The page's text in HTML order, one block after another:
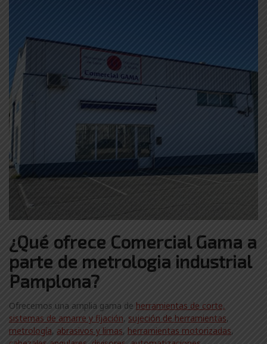
¿Qué ofrece Comercial Gama a
parte de metrologia industrial
Pamplona?
Ofrecemos una amplia gama de herramientas de corte,
sistemas de amarre y fijación, sujeción de herramientas,
metrología, abrasivos y limas, herramientas motorizadas,